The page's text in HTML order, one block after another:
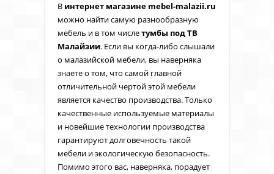
В интернет магазине mebel-malazii.ru
можно найти самую разнообразную
мебель и в том числетумбы под ТВ
Малайзии. Если вы когда-либо слышали
о малазийской мебели, вы наверняка
знаете о том, что самой главной
отличительной чертой этой мебели
является качество производства. Только
качественные используемые материалы
и новейшие технологии производства
гарантируют долговечность такой
мебели и экологическую безопасность.
Помимо этого вас, наверняка, порадует